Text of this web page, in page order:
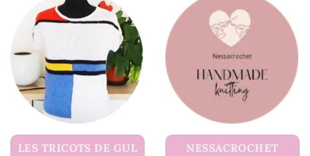
LES TRICOTS DE GUL NESSACROCHET